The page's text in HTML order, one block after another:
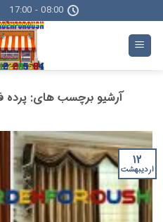
to
content
08:00 - 17:00
آرشیو برچسب های:
۱۲
اردیبهشت